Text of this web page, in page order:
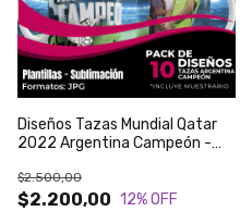
Diseños Tazas Mundial Qatar
2022 Argentina Campeón -
$2.200,00
$2.500,00
12% OFF